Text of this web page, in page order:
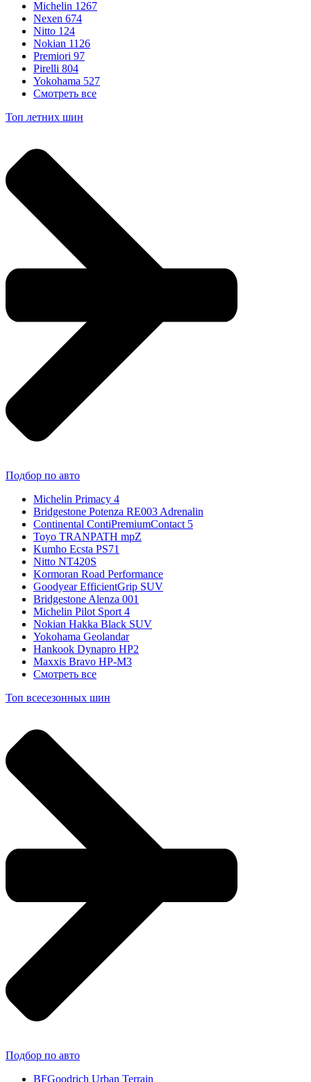
Michelin 1267
Nexen 674
Nitto 124
Nokian 1126
Premiori 97
Pirelli 804
Yokohama 527
Смотреть все
Топ летних шин
Подбор по авто
Michelin Primacy 4
Bridgestone Potenza RE003 Adrenalin
Continental ContiPremiumContact 5
Toyo TRANPATH mpZ
Kumho Ecsta PS71
Nitto NT420S
Kormoran Road Performance
Goodyear EfficientGrip SUV
Bridgestone Alenza 001
Michelin Pilot Sport 4
Nokian Hakka Black SUV
Yokohama Geolandar
Hankook Dynapro HP2
Maxxis Bravo HP-M3
Смотреть все
Топ всесезонных шин
Подбор по авто
BFGoodrich Urban Terrain